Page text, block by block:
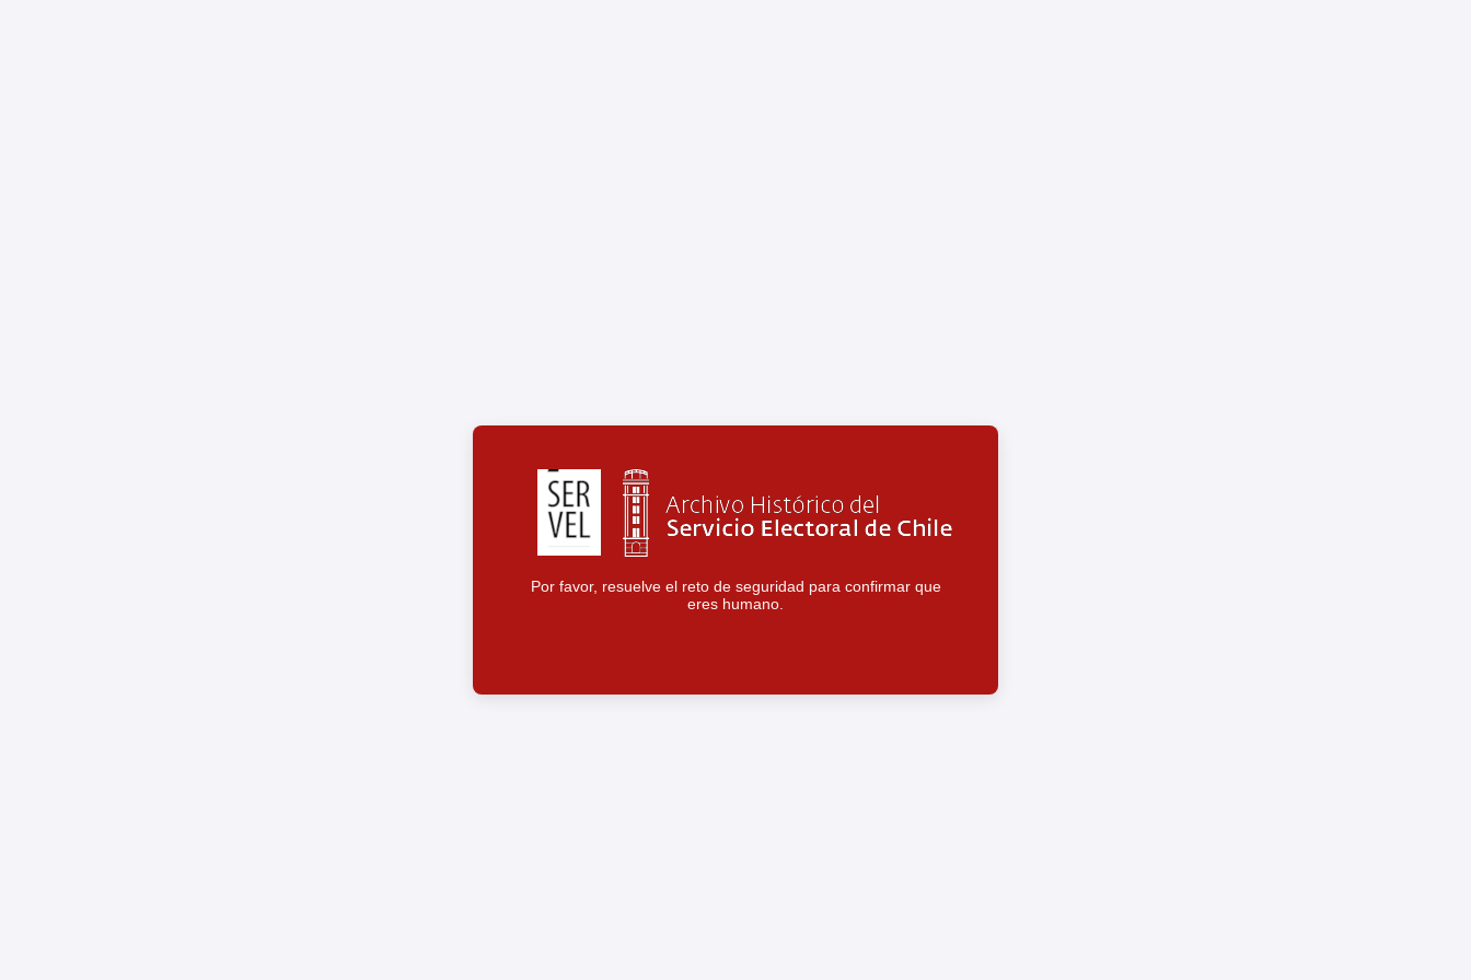
Por favor, resuelve el reto de seguridad para confirmar que
eres humano.